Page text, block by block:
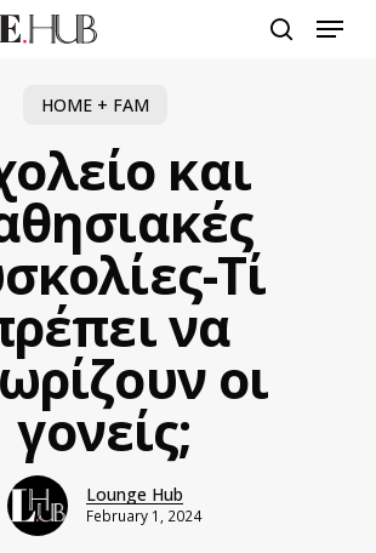
Menu
HOME + FAM
και
Τί
να
οι
γονείς;
Lounge Hub
February 1, 2024